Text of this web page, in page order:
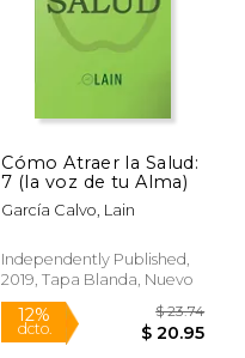
Cómo Atraer la Salud:
7 (la voz de tu Alma)
García Calvo, Lain
Independently Published,
2019, Tapa Blanda, Nuevo